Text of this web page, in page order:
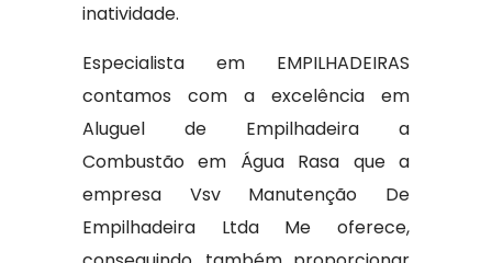
inatividade.
Especialista em EMPILHADEIRAS
contamos com a excelência em
Aluguel de Empilhadeira a
Combustão em Água Rasa que a
empresa Vsv Manutenção De
Empilhadeira Ltda Me oferece,